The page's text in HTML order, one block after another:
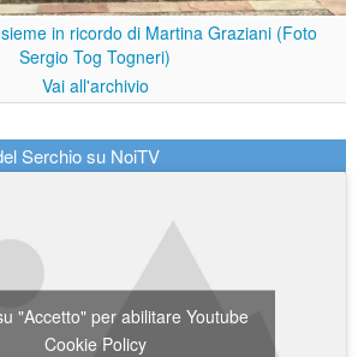
in ricordo di Martina Graziani (Foto
Sergio Tog Togneri)
Vai all'archivio
Serchio su NoiTV
"Accetto" per abilitare Youtube
Cookie Policy